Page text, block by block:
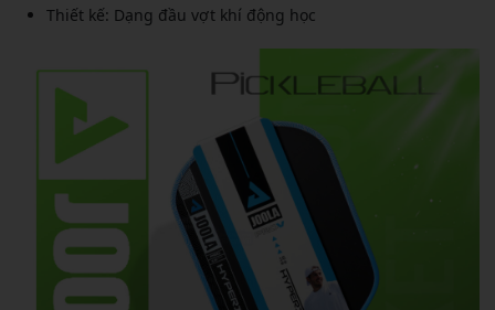
Thiết kế: Dạng đầu vợt khí động học